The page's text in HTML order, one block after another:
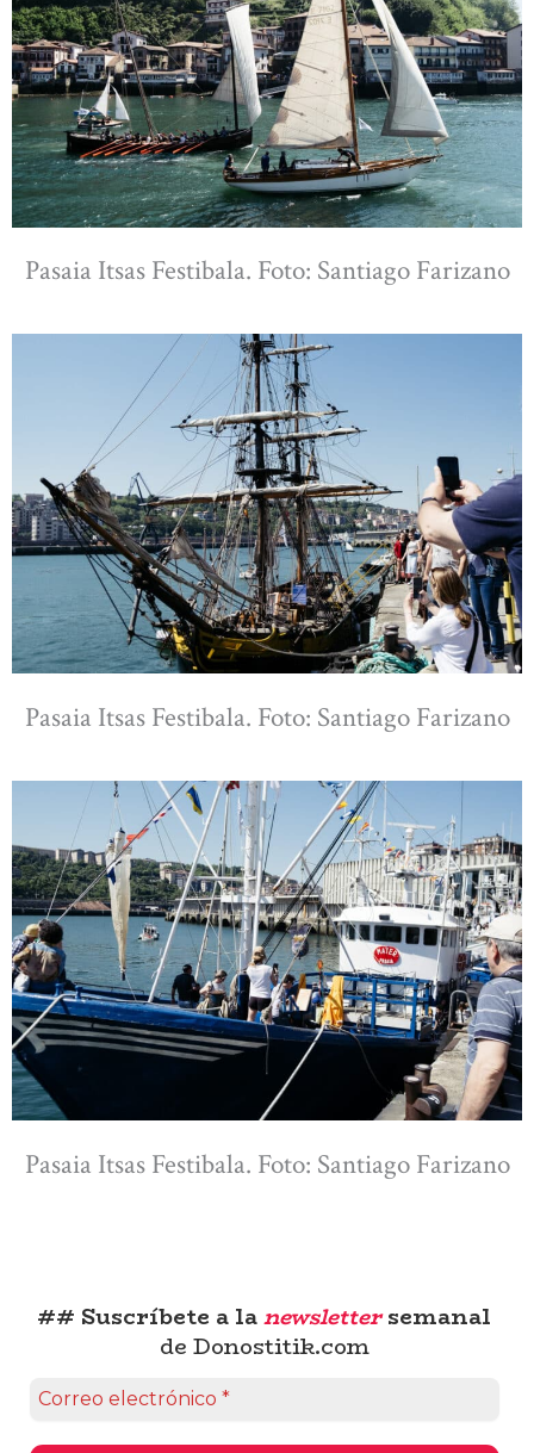
Pasaia Itsas Festibala. Foto: Santiago Farizano
Pasaia Itsas Festibala. Foto: Santiago Farizano
Pasaia Itsas Festibala. Foto: Santiago Farizano
## Suscríbete a lanewslettersemanal
de Donostitik.com